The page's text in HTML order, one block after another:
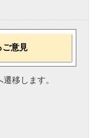
ご意見
移します。